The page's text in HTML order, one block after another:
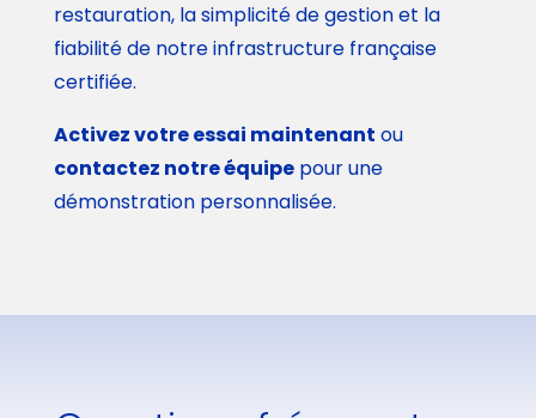
restauration, la simplicité de gestion et la
fiabilité de notre infrastructure française
certifiée.
Activez votre essai maintenant ou
contactez notre équipepour une
démonstration personnalisée.